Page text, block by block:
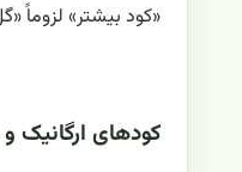
«کود بیشتر» لزوماً
کودهای ارگانیک